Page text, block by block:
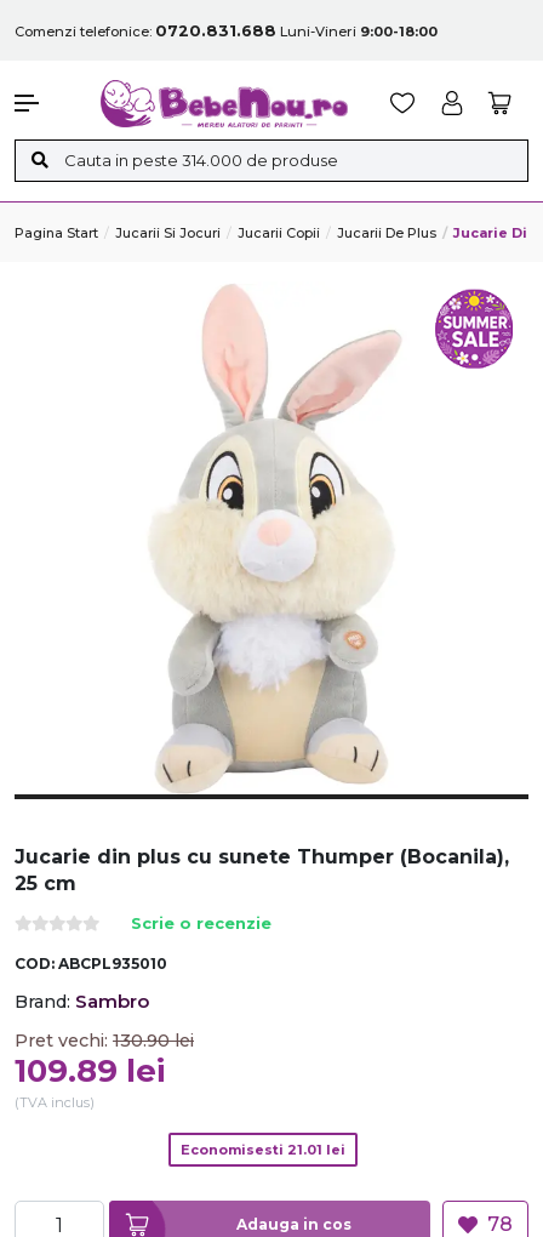
Comenzi telefonice: 0720.831.688 Luni-Vineri 9:00-18:00
Pagina Start Jucarii Si Jocuri Jucarii Copii Jucarii De Plus Jucarie Din
Jucarie din plus cu sunete Thumper (Bocanila),
25 cm
Scrie o recenzie
COD: ABCPL935010
Brand: Sambro
Pret vechi: 130.90 lei
109.89 lei
(TVA inclus)
Economisesti 21.01 lei
Adauga in cos
78